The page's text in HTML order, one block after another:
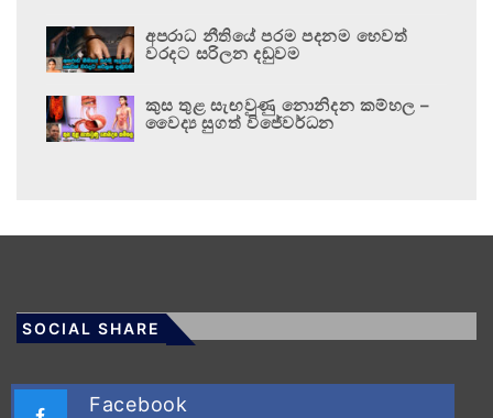
අපරාධ නීතියේ පරම පදනම හෙවත්
වරදට සරිලන දඬුවම
කුස තුළ සැඟවුණු නොනිදන කම්හල –
වෛද්‍ය සුගත් විජේවර්ධන
SOCIAL SHARE
Facebook